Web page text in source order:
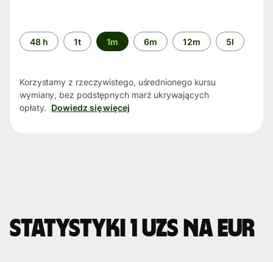
Przedział
czasu
48 h 1t 1m 6m 12m 5l
Korzystamy z rzeczywistego, uśrednionego kursu
wymiany, bez podstępnych marż ukrywających
opłaty. Dowiedz się więcej
Statystyki 1 UZS na EUR